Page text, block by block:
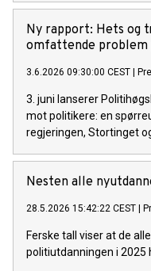
Ny rapport: Hets og
omfattende
3.6.2026 09:30:00 CEST |
3. juni lanserer
mot politikere: en
regjeringen, Stortinget
Nesten alle
28.5.2026 15:42:22 CEST |
Ferske tall viser at de
politiutdanningen i 2025